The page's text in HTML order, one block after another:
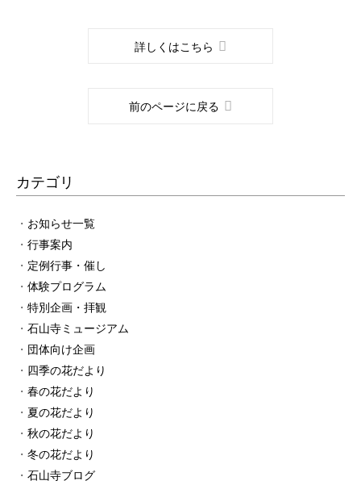
詳しくはこちら
前のページに戻る
カテゴリ
お知らせ一覧
行事案内
定例行事・催し
体験プログラム
特別企画・拝観
石山寺ミュージアム
団体向け企画
四季の花だより
春の花だより
夏の花だより
秋の花だより
冬の花だより
石山寺ブログ